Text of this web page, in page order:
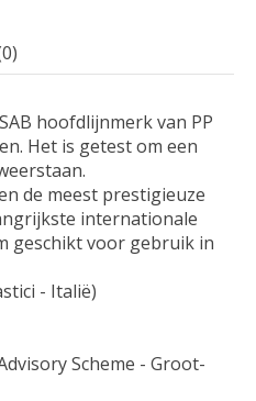
hoofdlijnmerk van PP
Het is getest om een
de meest prestigieuze
internationale
geschikt voor gebruik in
- Italië)
Scheme - Groot-